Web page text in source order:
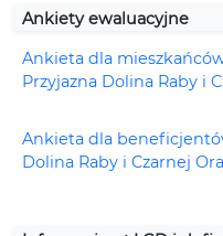
Ankiety ewaluacyjne
Ankieta dla
Przyjazna Dolina Raby i
Ankieta dla
Dolina Raby i Czarnej